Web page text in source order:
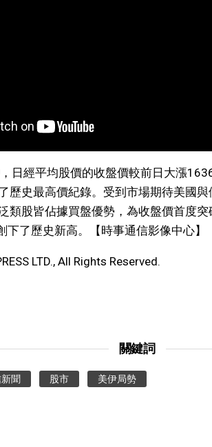
日經平均股價的收盤價較前日大漲
歷史最高價紀錄。受到市場期待美國
類股皆佔據買盤優勢，為收盤價首度
下了歷史新高。【時事通信影像中心】
LTD., All Rights Reserved.
關鍵詞
聞 股市 美伊局勢